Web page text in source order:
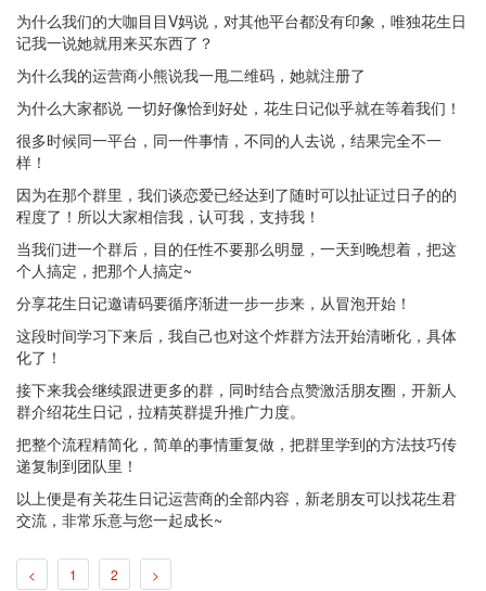
为什么我们的大咖目目V妈说，对其他平台都没有印象，唯独花生日
记我一说她就用来买东西了？
为什么我的运营商小熊说我一甩二维码，她就注册了
为什么大家都说 一切好像恰到好处，花生日记似乎就在等着我们！
很多时候同一平台，同一件事情，不同的人去说，结果完全不一
样！
因为在那个群里，我们谈恋爱已经达到了随时可以扯证过日子的的
程度了！所以大家相信我，认可我，支持我！
当我们进一个群后，目的任性不要那么明显，一天到晚想着，把这
个人搞定，把那个人搞定~
分享花生日记邀请码要循序渐进一步一步来，从冒泡开始！
这段时间学习下来后，我自己也对这个炸群方法开始清晰化，具体
化了！
接下来我会继续跟进更多的群，同时结合点赞激活朋友圈，开新人
群介绍花生日记，拉精英群提升推广力度。
把整个流程精简化，简单的事情重复做，把群里学到的方法技巧传
递复制到团队里！
以上便是有关花生日记运营商的全部内容，新老朋友可以找花生君
交流，非常乐意与您一起成长~
< 1 2 >